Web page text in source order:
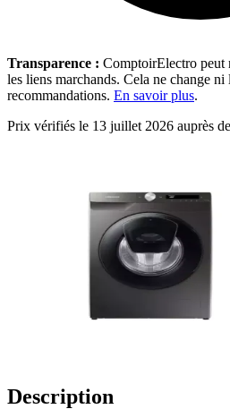
Transparence : ComptoirElectro peut
les liens marchands. Cela ne change
recommandations. En savoir plus.
Prix vérifiés le 13 juillet 2026 auprès
Description